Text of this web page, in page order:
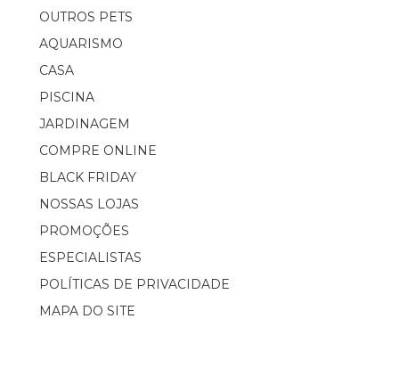
OUTROS PETS
AQUARISMO
CASA
PISCINA
JARDINAGEM
COMPRE ONLINE
BLACK FRIDAY
NOSSAS LOJAS
PROMOÇÕES
ESPECIALISTAS
POLÍTICAS DE PRIVACIDADE
MAPA DO SITE